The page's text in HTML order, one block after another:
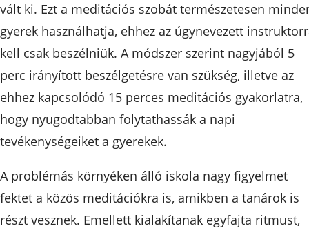
vált ki. Ezt a meditációs szobát természetesen
gyerek használhatja, ehhez az úgynevezett
kell csak beszélniük. A módszer szerint nagyjából 5
perc irányított beszélgetésre van szükség, illetve az
ehhez kapcsolódó 15 perces meditációs gyakorlatra,
hogy nyugodtabban folytathassák a napi
tevékenységeiket a gyerekek.
A problémás környéken álló iskola nagy figyelmet
fektet a közös meditációkra is, amikben a tanárok is
részt vesznek. Emellett kialakítanak egyfajta ritmust,